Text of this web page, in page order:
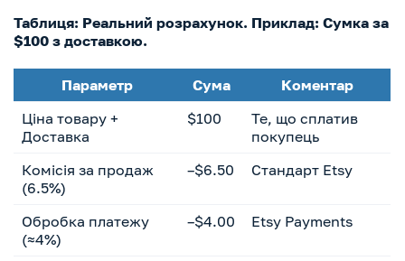
Таблиця: Реальний розрахунок. Приклад: Сумка за
$100 з доставкою.
Параметр Сума
Коментар
Ціна товару +
Доставка
$100
Те, що сплатив
покупець
Комісія за продаж
(6.5%)
–$6.50 Стандарт Etsy
Обробка платежу
(≈4%)
–$4.00 Etsy Payments